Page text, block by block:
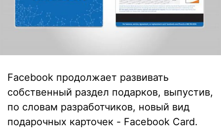
Facebook продолжает развивать
собственный раздел подарков, выпустив,
по словам разработчиков, новый вид
подарочных карточек - Facebook Card.